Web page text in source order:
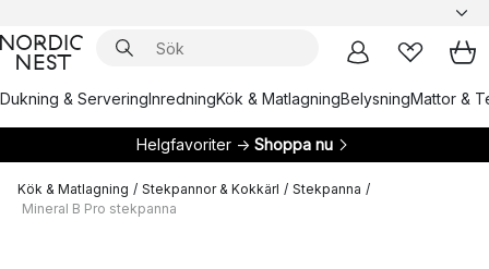
Dukning & ServeringInredningKök & MatlagningBelysningMattor &
Helgfavoriter → Shoppa nu
Kök & Matlagning / Stekpannor & Kokkärl / Stekpanna /
Mineral B Pro stekpanna